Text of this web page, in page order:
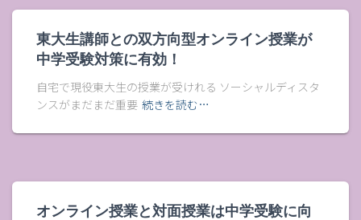
東大生講師との双方向型オンライン授業が
中学受験対策に有効！
自宅で現役東大生の授業が受けれる ソーシャルディスタ
ンスがまだまだ重要 続きを読む…
オンライン授業と対面授業は中学受験に向